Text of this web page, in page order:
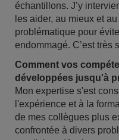
échantillons. J’y
les aider, au mieux et
problématique pour
endommagé. C’est très
Comment vos
développées jusqu'à
Mon expertise s'est
l'expérience et à la
de mes collègues plus
confrontée à divers